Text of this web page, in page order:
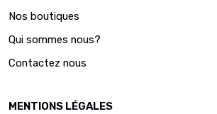
Nos boutiques
Qui sommes nous?
Contactez nous
MENTIONS LÉGALES